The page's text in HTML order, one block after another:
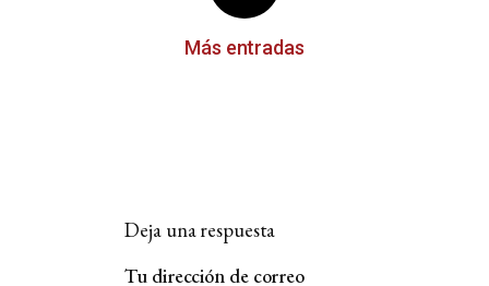
Más entradas
Deja una respuesta
Tu dirección de correo